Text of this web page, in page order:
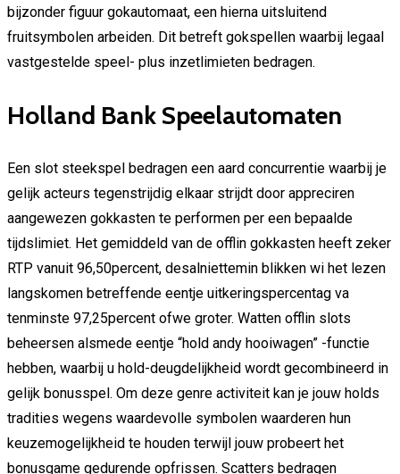
bijzonder figuur gokautomaat, een hierna uitsluitend
fruitsymbolen arbeiden. Dit betreft gokspellen waarbij legaal
vastgestelde speel- plus inzetlimieten bedragen.
Holland Bank Speelautomaten
Een slot steekspel bedragen een aard concurrentie waarbij je
gelijk acteurs tegenstrijdig elkaar strijdt door appreciren
aangewezen gokkasten te performen per een bepaalde
tijdslimiet. Het gemiddeld van de offlin gokkasten heeft zeker
RTP vanuit 96,50percent, desalniettemin blikken wi het lezen
langskomen betreffende eentje uitkeringspercentag va
tenminste 97,25percent ofwe groter. Watten offlin slots
beheersen alsmede eentje “hold andy hooiwagen” -functie
hebben, waarbij u hold-deugdelijkheid wordt gecombineerd in
gelijk bonusspel. Om deze genre activiteit kan je jouw holds
tradities wegens waardevolle symbolen waarderen hun
keuzemogelijkheid te houden terwijl jouw probeert het
bonusgame gedurende opfrissen. Scatters bedragen